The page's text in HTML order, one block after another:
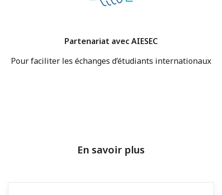
Partenariat avec AIESEC
Pour faciliter les échanges d’étudiants internationaux
En savoir plus